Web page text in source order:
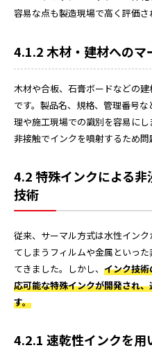
容易な点も製造現場で高く評価さ
4.1.2 木材・建材へのマ
木材や合板、石膏ボードなどの
です。製品名、規格、管理番号
理や施工現場での識別を容易にし
非接触でインクを噴射するため問
4.2 特殊インクによる
技術
従来、サーマル方式は水性イン
てしまうフィルムや金属といっ
てきました。しかし、 インク技
応可能な特殊インクが開発され
す。
4.2.1 速乾性インクを用